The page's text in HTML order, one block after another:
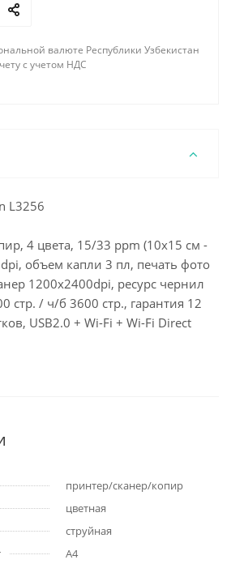
валюте Республики Узбекистан
с учетом НДС
L3256
4 цвета, 15/33 ppm (10x15 см -
объем капли 3 пл, печать фото
1200x2400dpi, ресурс чернил
стр. / ч/б 3600 стр., гарантия 12
USB2.0 + Wi-Fi + Wi-Fi Direct
принтер/сканер/копир
цветная
струйная
A4